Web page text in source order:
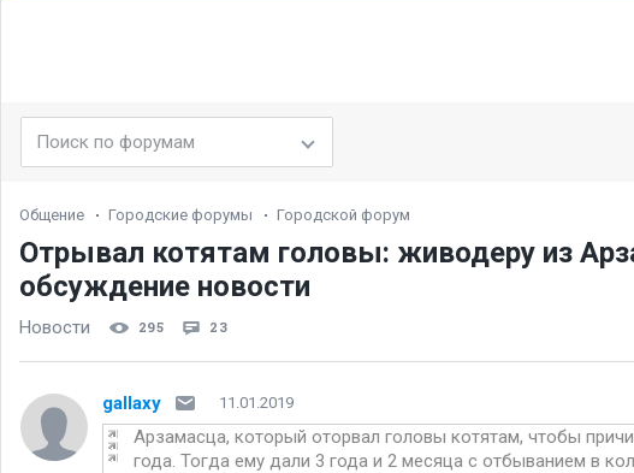
Общение Городские форумы Городской форум
Отрывал котятам головы: живодеру из
обсуждение новости
Новости 295 23
gallaxy 11.01.2019
Арзамасца, который оторвал головы котятам, чтобы
года. Тогда ему дали 3 года и 2 месяца с отбыванием в